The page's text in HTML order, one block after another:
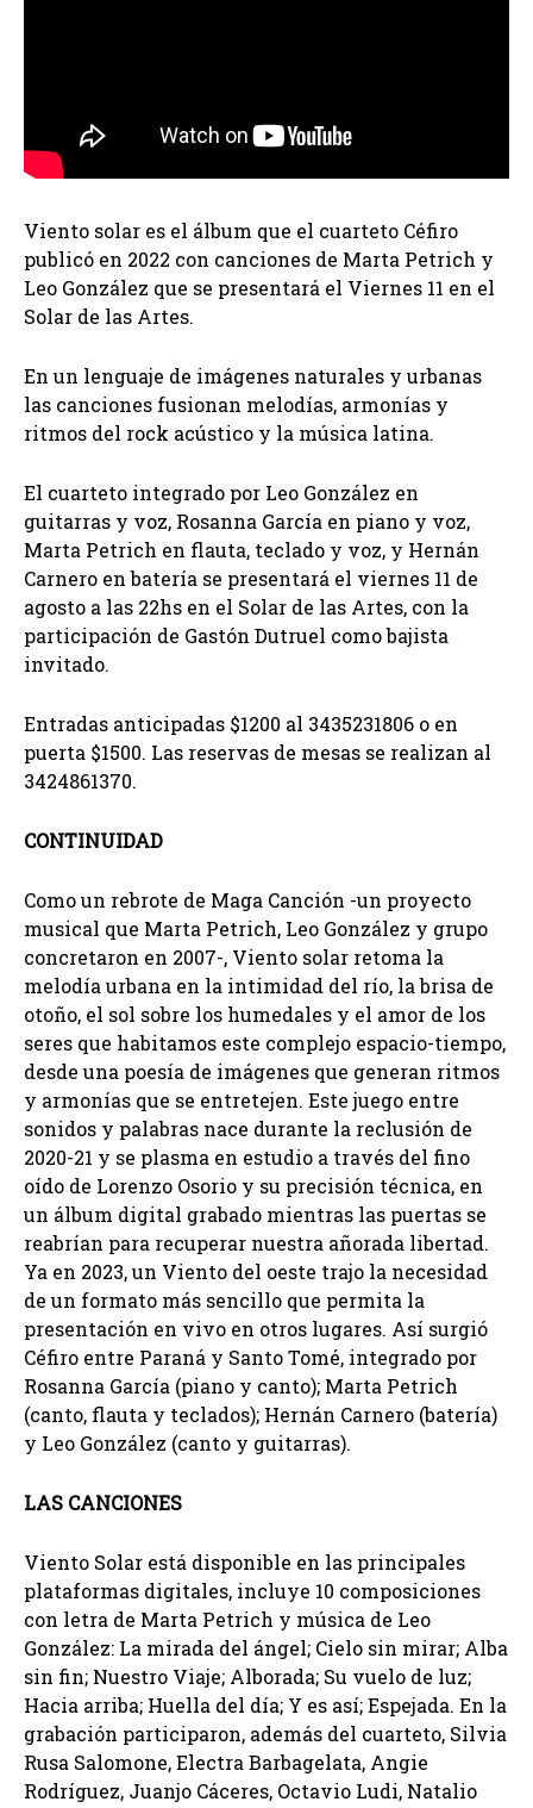
Viento solar es el álbum que el cuarteto Céfiro
publicó en 2022 con canciones de Marta Petrich y
Leo González que se presentará el Viernes 11 en el
Solar de las Artes.
En un lenguaje de imágenes naturales y urbanas
las canciones fusionan melodías, armonías y
ritmos del rock acústico y la música latina.
El cuarteto integrado por Leo González en
guitarras y voz, Rosanna García en piano y voz,
Marta Petrich en flauta, teclado y voz, y Hernán
Carnero en batería se presentará el viernes 11 de
agosto a las 22hs en el Solar de las Artes, con la
participación de Gastón Dutruel como bajista
invitado.
Entradas anticipadas $1200 al 3435231806 o en
puerta $1500. Las reservas de mesas se realizan al
3424861370.
CONTINUIDAD
Como un rebrote de Maga Canción -un proyecto
musical que Marta Petrich, Leo González y grupo
concretaron en 2007-, Viento solar retoma la
melodía urbana en la intimidad del río, la brisa de
otoño, el sol sobre los humedales y el amor de los
seres que habitamos este complejo espacio-tiempo,
desde una poesía de imágenes que generan ritmos
y armonías que se entretejen. Este juego entre
sonidos y palabras nace durante la reclusión de
2020-21 y se plasma en estudio a través del fino
oído de Lorenzo Osorio y su precisión técnica, en
un álbum digital grabado mientras las puertas se
reabrían para recuperar nuestra añorada libertad.
Ya en 2023, un Viento del oeste trajo la necesidad
de un formato más sencillo que permita la
presentación en vivo en otros lugares. Así surgió
Céfiro entre Paraná y Santo Tomé, integrado por
Rosanna García (piano y canto); Marta Petrich
(canto, flauta y teclados); Hernán Carnero (batería)
y Leo González (canto y guitarras).
LAS CANCIONES
Viento Solar está disponible en las principales
plataformas digitales, incluye 10 composiciones
con letra de Marta Petrich y música de Leo
González: La mirada del ángel; Cielo sin mirar; Alba
sin fin; Nuestro Viaje; Alborada; Su vuelo de luz;
Hacia arriba; Huella del día; Y es así; Espejada. En la
grabación participaron, además del cuarteto, Silvia
Rusa Salomone, Electra Barbagelata, Angie
Rodríguez, Juanjo Cáceres, Octavio Ludi, Natalio